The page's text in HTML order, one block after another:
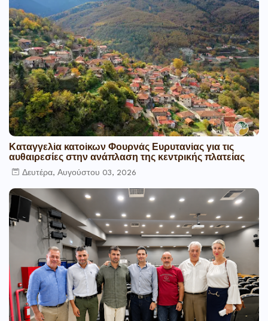
Καταγγελία κατοίκων Φουρνάς Ευρυτανίας για τις
αυθαιρεσίες στην ανάπλαση της κεντρικής πλατείας
Δευτέρα, Αυγούστου 03, 2026